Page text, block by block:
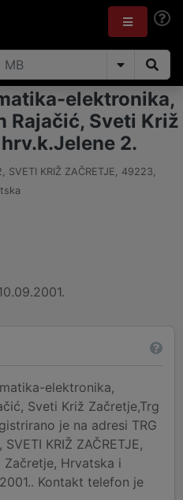
elektronika,
Rajačić, Sveti Križ
2.
SVETI KRIŽ ZAČRETJE, 49223,
elektronika,
Sveti Križ Začretje,Trg
je na adresi TRG
SVETI KRIŽ ZAČRETJE,
Hrvatska i
Kontakt telefon je